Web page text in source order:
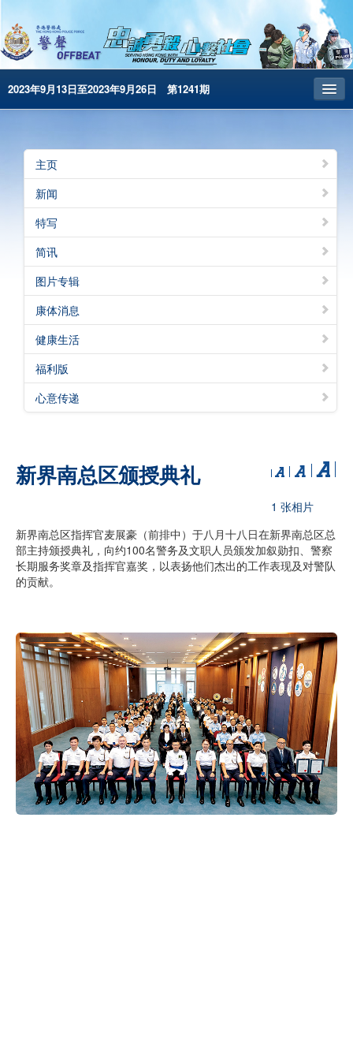
2023年9月13日至2023年9月26日 第1241期
昔日警声
警务处主页
繁體版
English
电子书版
警声特刊
主页
新闻
特写
简讯
图片专辑
康体消息
健康生活
福利版
心意传递
新界南总区颁授典礼
1 张相片
新界南总区指挥官麦展豪（前排中）于八月十八日在新界南总区总
部主持颁授典礼，向约100名警务及文职人员颁发加叙勋扣、警察
长期服务奖章及指挥官嘉奖，以表扬他们杰出的工作表现及对警队
的贡献。